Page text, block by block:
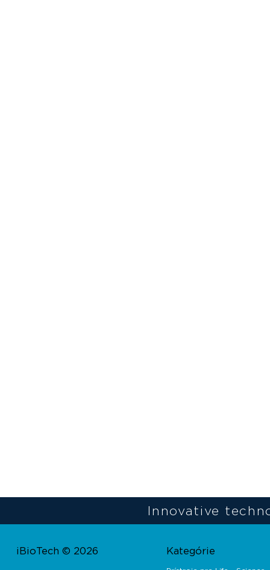
Innovative
iBioTech © 2026 Kategórie